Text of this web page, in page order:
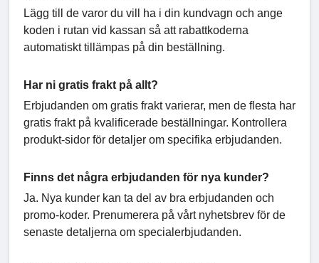
Lägg till de varor du vill ha i din kundvagn och ange
koden i rutan vid kassan så att rabattkoderna
automatiskt tillämpas på din beställning.
Har ni gratis frakt på allt?
Erbjudanden om gratis frakt varierar, men de flesta har
gratis frakt på kvalificerade beställningar. Kontrollera
produkt-sidor för detaljer om specifika erbjudanden.
Finns det några erbjudanden för nya kunder?
Ja. Nya kunder kan ta del av bra erbjudanden och
promo-koder. Prenumerera på vårt nyhetsbrev för de
senaste detaljerna om specialerbjudanden.